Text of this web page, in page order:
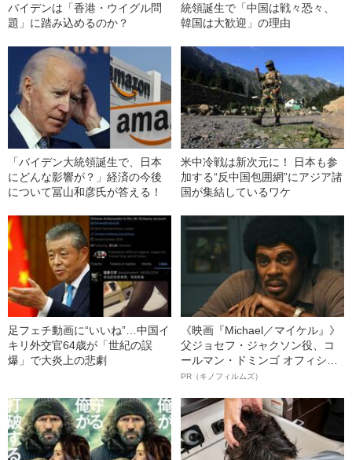
バイデンは「香港・ウイグル問
題」に踏み込めるのか？
統領誕生で「中国は戦々恐々、
韓国は大歓迎」の理由
「バイデン大統領誕生で、日本
にどんな影響が？」経済の今後
について冨山和彦氏が答える！
米中冷戦は新次元に！ 日本も参
加する“反中国包囲網”にアジア諸
国が集結しているワケ
足フェチ動画に“いいね”…中国イ
キリ外交官64歳が「世紀の誤
爆」で大炎上の悲劇
《映画『Michael／マイケル』》
父ジョセフ・ジャクソン役、コ
ールマン・ドミンゴ オフィシャ
ルインタビュー“観客を魅了した
語る”《日本興収70億円突破》
PR（キノフィルムズ）